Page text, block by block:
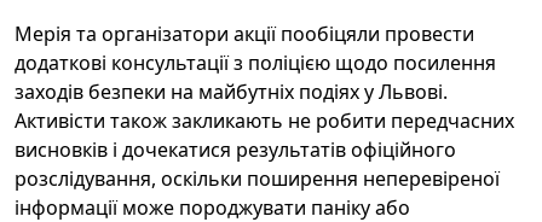
Мерія та організатори акції пообіцяли провести
додаткові консультації з поліцією щодо посилення
заходів безпеки на майбутніх подіях у Львові.
Активісти також закликають не робити передчасних
висновків і дочекатися результатів офіційного
розслідування, оскільки поширення неперевіреної
інформації може породжувати паніку або